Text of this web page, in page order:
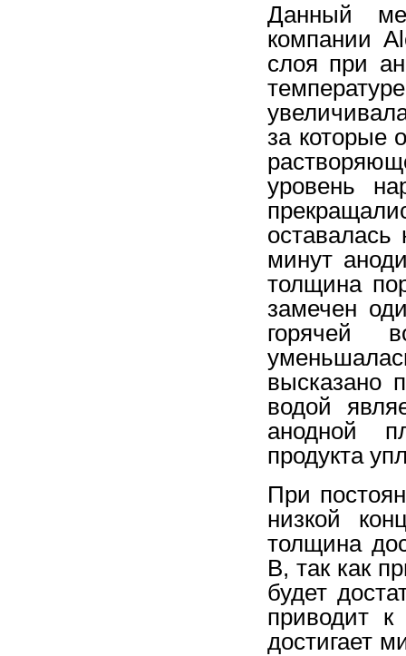
Данный
компании
слоя при
за которые
уровень
минут
толщина
замечен
горячей
высказано
водой
анодной
продукта
При
низкой
толщина
В, так как
будет
приводит
достигает